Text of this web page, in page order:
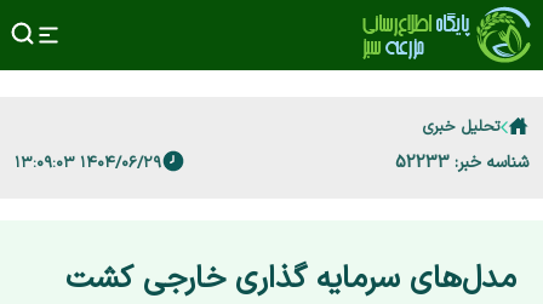
تحلیل خبری
شناسه خبر: 52233 ۱۴۰۴/۰۶/۲۹ ۱۳:۰۹:۰۳
مدل‌های سرمایه گذاری خارجی کشت